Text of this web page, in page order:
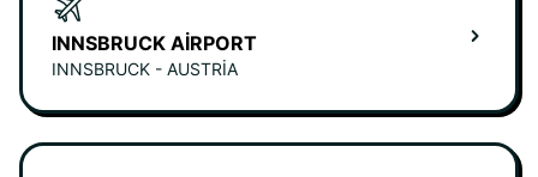
INNSBRUCK AIRPORT
INNSBRUCK - AUSTRIA